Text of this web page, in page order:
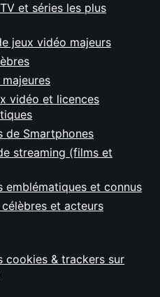
et séries les plus
jeux vidéo majeurs
vidéo et licences
de Smartphones
streaming (films et
emblématiques et connus
et acteurs
cookies & trackers sur